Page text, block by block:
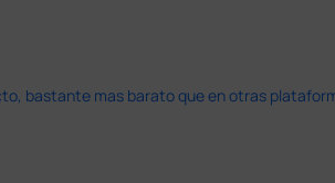
bastante mas barato que en otras